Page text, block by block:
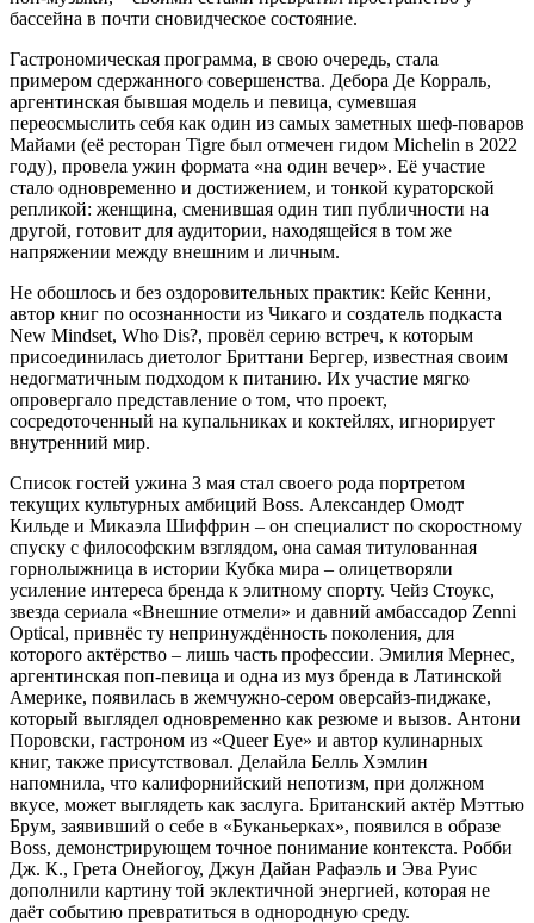
бассейна в почти сновидческое состояние.
Гастрономическая программа, в свою очередь, стала
примером сдержанного совершенства. Дебора Де Корраль,
аргентинская бывшая модель и певица, сумевшая
переосмыслить себя как один из самых заметных шеф-поваров
Майами (её ресторан Tigre был отмечен гидом Michelin в 2022
году), провела ужин формата «на один вечер». Её участие
стало одновременно и достижением, и тонкой кураторской
репликой: женщина, сменившая один тип публичности на
другой, готовит для аудитории, находящейся в том же
напряжении между внешним и личным.
Не обошлось и без оздоровительных практик: Кейс Кенни,
автор книг по осознанности из Чикаго и создатель подкаста
New Mindset, Who Dis?, провёл серию встреч, к которым
присоединилась диетолог Бриттани Бергер, известная своим
недогматичным подходом к питанию. Их участие мягко
опровергало представление о том, что проект,
сосредоточенный на купальниках и коктейлях, игнорирует
внутренний мир.
Список гостей ужина 3 мая стал своего рода портретом
текущих культурных амбиций Boss. Александер Омодт
Кильде и Микаэла Шиффрин – он специалист по скоростному
спуску с философским взглядом, она самая титулованная
горнолыжница в истории Кубка мира – олицетворяли
усиление интереса бренда к элитному спорту. Чейз Стоукс,
звезда сериала «Внешние отмели» и давний амбассадор Zenni
Optical, привнёс ту непринуждённость поколения, для
которого актёрство – лишь часть профессии. Эмилия Мернес,
аргентинская поп-певица и одна из муз бренда в Латинской
Америке, появилась в жемчужно-сером оверсайз-пиджаке,
который выглядел одновременно как резюме и вызов. Антони
Поровски, гастроном из «Queer Eye» и автор кулинарных
книг, также присутствовал. Делайла Белль Хэмлин
напомнила, что калифорнийский непотизм, при должном
вкусе, может выглядеть как заслуга. Британский актёр Мэттью
Брум, заявивший о себе в «Буканьерках», появился в образе
Boss, демонстрирующем точное понимание контекста. Робби
Дж. К., Грета Онейогоу, Джун Дайан Рафаэль и Эва Руис
дополнили картину той эклектичной энергией, которая не
даёт событию превратиться в однородную среду.